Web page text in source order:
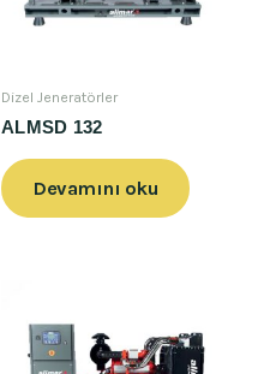
Dizel Jeneratörler
ALMSD 132
Devamını oku